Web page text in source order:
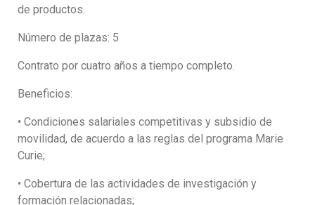
de productos.
Número de plazas: 5
Contrato por cuatro años a tiempo completo.
Beneficios:
• Condiciones salariales competitivas y subsidio de
movilidad, de acuerdo a las reglas del programa Marie
Curie;
• Cobertura de las actividades de investigación y
formación relacionadas;